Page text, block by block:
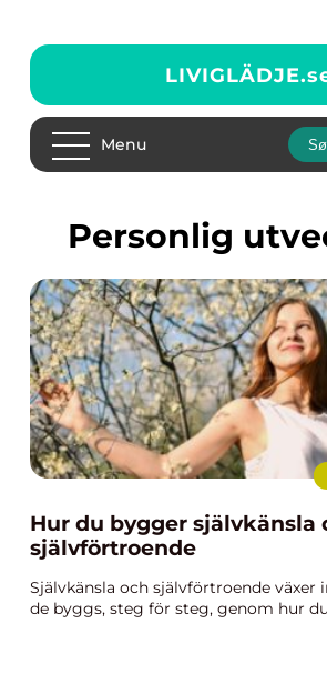
LIVIGLÄDJE.
Menu
Personlig
Hur du bygger självkänsla
självförtroende
Självkänsla och självförtroende växer
de byggs, steg för steg, genom hur